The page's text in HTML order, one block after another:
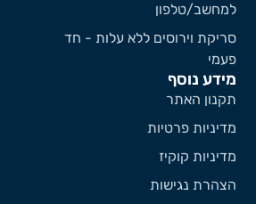
נוסף
האתר
פרטיות
קוקיז
נגישות
טלפון
וירוסים ללא עלות - חד